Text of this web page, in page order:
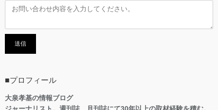
■プロフィール
大泉孝基の情報ブログ